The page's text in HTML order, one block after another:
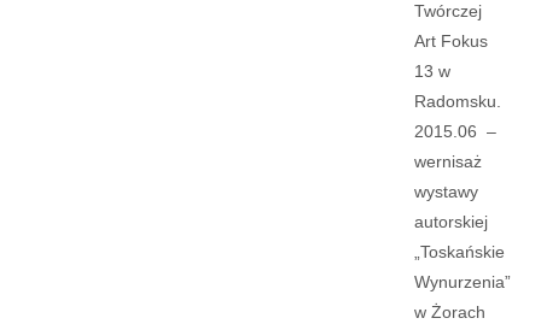
Twórczej
Art Fokus
13 w
Radomsku.
2015.06 –
wernisaż
wystawy
autorskiej
„Toskańskie
Wynurzenia”
w Żorach